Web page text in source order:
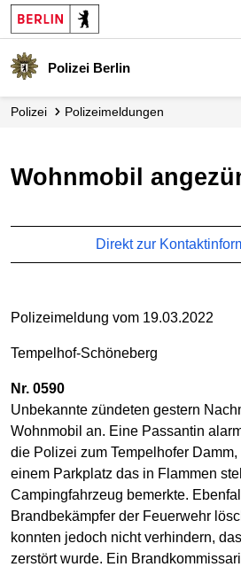
Polizei Berlin
Polizei Polizei­meldungen
Wohnmobil
Direkt zur
Polizeimeldung vom 19.03.2022
Tempelhof-Schöneberg
Nr. 0590
Unbekannte zündeten gestern
Wohnmobil an. Eine Passantin
die Polizei zum Tempelhofer
einem Parkplatz das in Flammen
Campingfahrzeug bemerkte.
Brandbekämpfer der Feuerwehr
konnten jedoch nicht verhindern,
zerstört wurde. Ein